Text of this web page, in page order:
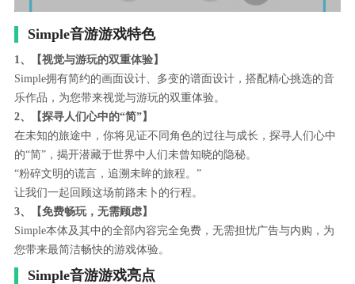
Simple音游游戏特色
1、【视觉与游玩的双重体验】
Simple拥有简约的画面设计、多变的谱面设计，搭配精心挑选的音
乐作品，为您带来视觉与游玩的双重体验。
2、【探寻人们心中的“简”】
在未知的旅途中，你将见证不同角色的过往与成长，探寻人们心中
的“简”，揭开潜藏于世界中人们未曾知晓的隐秘。
“粉碎文明的谎言，追溯未眸的旅程。”
让我们一起回顾这场前路未卜的行程。
3、【免费畅玩，无需顾虑】
Simple本体及其中的全部内容完全免费，无需担忧广告与内购，为
您带来最简洁畅快的游戏体验。
Simple音游游戏亮点